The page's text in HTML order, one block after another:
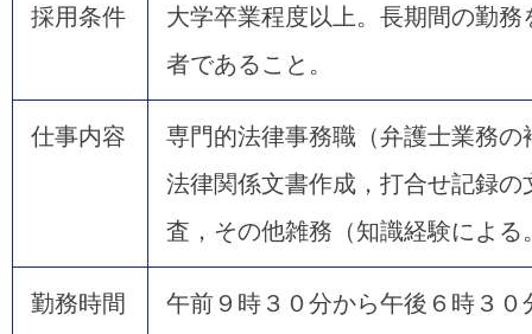
採用条件
大学卒業程度以上。長期間の勤務
者であること。
仕事内容
専門的法律事務職（弁護士業務の
法律関係文書作成，打合せ記録の
査，その他雑務（知識経験による
勤務時間
午前９時３０分から午後６時３０